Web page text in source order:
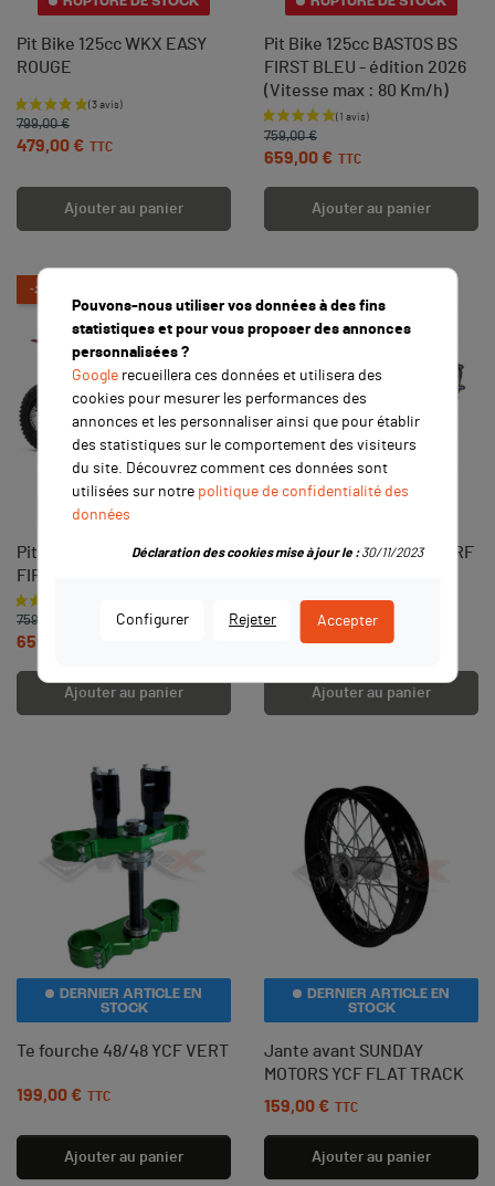
Pit Bike 125cc WKX EASY
ROUGE
Prix de base
799,00 €
Prix
479,00 € TTC
Ajouter au panier
Pit Bike 125cc BASTOS BS
FIRST BLEU - édition 2026
(Vitesse max : 80 Km/h)
Prix de base
759,00 €
Prix
659,00 € TTC
Ajouter au panier
-100,00 €
RUPTURE DE STOCK
Pit Bike 125cc BASTOS BS
FIRST ROUGE - édition 2026
Prix de base
759,00 €
Prix
659,00 €
Ajouter au panier
Moteur YCF 150cc type CRF
Prix
679,00 €
Ajouter au panier
DERNIER ARTICLE EN
STOCK
Te fourche 48/48 YCF VERT
Prix
199,00 € TTC
Ajouter au panier
DERNIER ARTICLE EN
STOCK
Jante avant SUNDAY
MOTORS YCF FLAT TRACK
Prix
159,00 € TTC
Ajouter au panier
Pouvons-nous utiliser vos données à des fins
statistiques et pour vous proposer des annonces
personnalisées ?
Googlerecueillera ces données et utilisera des
cookies pour mesurer les performances des
annonces et les personnaliser ainsi que pour établir
des statistiques sur le comportement des visiteurs
du site. Découvrez comment ces données sont
utilisées sur notre politique de confidentialité des
données
Configurer Rejeter Accepter
Déclaration des cookies mise à jour le :30/11/2023